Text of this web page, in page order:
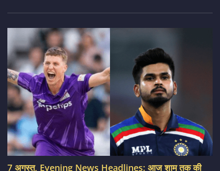
7 अगस्त, Evening News Headlines: आज शाम तक की